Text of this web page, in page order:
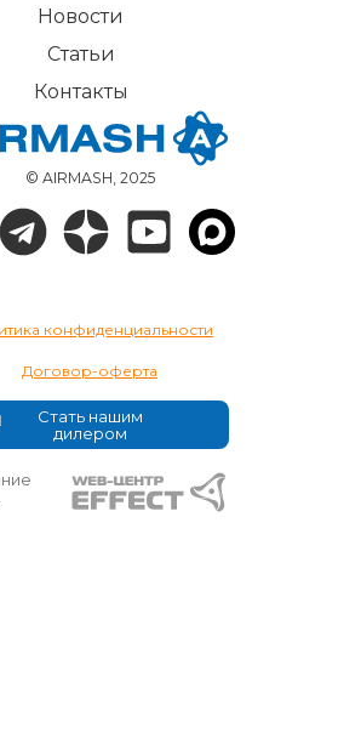
© AIRMASH, 2025
Новости
Статьи
Контакты
конфиденциальности
Договор-оферта
Стать нашим
дилером